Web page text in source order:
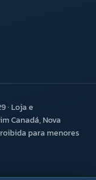
· Loja e
Canadá, Nova
para menores